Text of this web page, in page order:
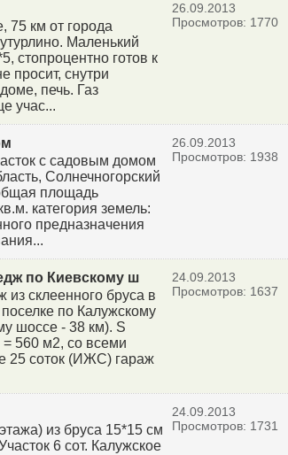
км от города
Маленький
стопроцентно готов к
просит, снутри
печь. Газ
учас...
26.09.2013
Просмотров: 1770
с садовым домом
Солнечногорский
площадь
категория земель:
предназначения
26.09.2013
Просмотров: 1938
по Киевскому ш
из склеенного бруса в
по Калужскому
шоссе - 38 км). S
560 м2, со всеми
25 соток (ИЖС) гараж
24.09.2013
Просмотров: 1637
из бруса 15*15 см
6 сот. Калужское
24.09.2013
Просмотров: 1731